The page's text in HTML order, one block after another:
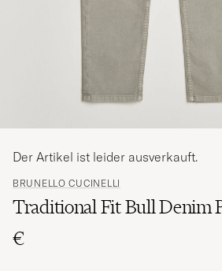
BRUNELLO CUCINELLI
Traditional Fit Bull Denim
€
Der Artikel ist leider ausverkauft.